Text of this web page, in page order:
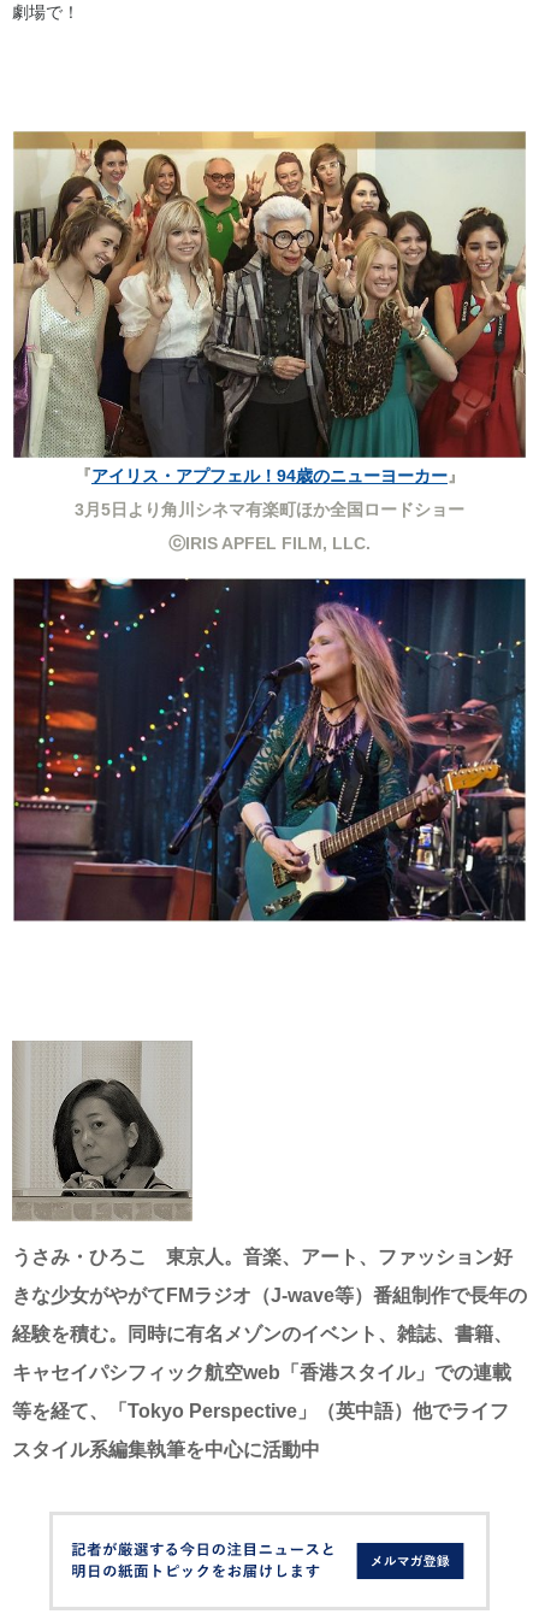
劇場で！
『アイリス・アプフェル！94歳のニューヨーカー』
3月5日より角川シネマ有楽町ほか全国ロードショー
ⓒIRIS APFEL FILM, LLC.
うさみ・ひろこ 東京人。音楽、アート、ファッション好
きな少女がやがて FMラジオ（J-wave等）番組制作で長年の
経験を積む。同時に有名メゾンのイベント、雑誌、書籍、
キャセイパシフィック航空web 「香港スタイル」での連載
等を経て、「 Tokyo Perspective 」（英中語）他でライフ
スタイル系編集執筆を中心に活動中